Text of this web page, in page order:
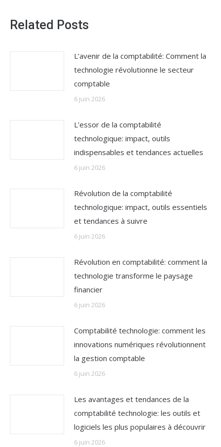
Related Posts
L’avenir de la comptabilité: Comment la
technologie révolutionne le secteur
comptable
6 juin 2026
L’essor de la comptabilité
technologique: impact, outils
indispensables et tendances actuelles
6 juin 2026
Révolution de la comptabilité
technologique: impact, outils essentiels
et tendances à suivre
6 juin 2026
Révolution en comptabilité: comment la
technologie transforme le paysage
financier
6 juin 2026
Comptabilité technologie: comment les
innovations numériques révolutionnent
la gestion comptable
6 juin 2026
Les avantages et tendances de la
comptabilité technologie: les outils et
logiciels les plus populaires à découvrir
6 juin 2026